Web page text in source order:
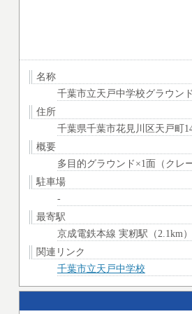
名称
千葉市立天戸中学校グラウンド
住所
千葉県千葉市花見川区天戸町
概要
多目的グラウンド×1面（クレ
駐車場
-
最寄駅
京成電鉄本線 実籾駅（2.1km）
関連リンク
千葉市立天戸中学校